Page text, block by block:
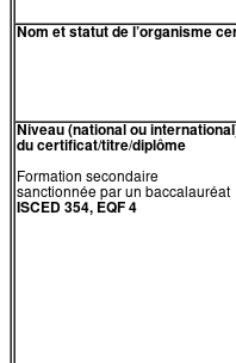
Nom et statut de l’organisme
Niveau (national ou
du certificat/titre/diplôme
Formation secondaire
sanctionnée par un baccalauréat
ISCED 354, EQF 4